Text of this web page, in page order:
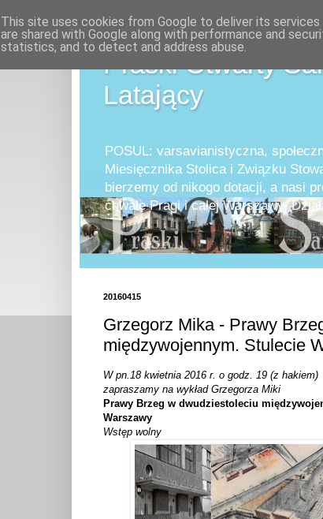
Praski Otwarty
Latający
POSUL: varsavianistyczna,
Miesięcznika Stolica i Związku
bierzemy od nikogo dotacji, a nasi
chwale Pragi i całej Warszawy.
20160415
Grzegorz Mika - Prawy
międzywojennym. Stulecie
W pn.18 kwietnia 2016 r. o godz. 19 (z hakiem)
zapraszamy na wykład Grzegorza Miki
Prawy Brzeg w dwudziestoleciu
Warszawy
Wstęp wolny
This site uses cookies from Google to deliver its
are shared with Google along with performance and
statistics, and to detect and address abuse.